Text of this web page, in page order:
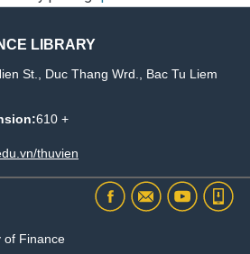
LIBRARY
St., Duc Thang Wrd., Bac Tu Liem
610 +
thuvien
of Finance